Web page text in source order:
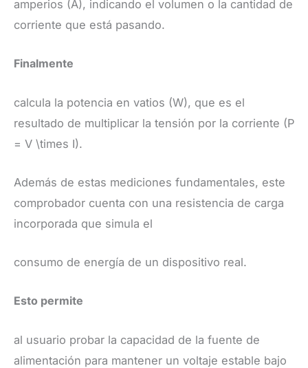
amperios (A), indicando el volumen o la cantidad de
corriente que está pasando.
Finalmente
calcula la potencia en vatios (W), que es el
resultado de multiplicar la tensión por la corriente (P
= V \times I). ​
Además de estas mediciones fundamentales, este
comprobador cuenta con una resistencia de carga
incorporada que simula el
consumo de energía de un dispositivo real.
Esto permite
al usuario probar la capacidad de la fuente de
alimentación para mantener un voltaje estable bajo